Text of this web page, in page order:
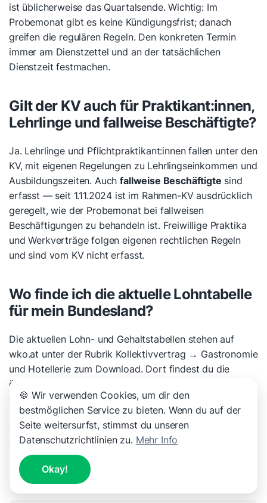
ist üblicherweise das Quartalsende. Wichtig: Im
Probemonat gibt es keine Kündigungsfrist; danach
greifen die regulären Regeln. Den konkreten Termin
immer am Dienstzettel und an der tatsächlichen
Dienstzeit festmachen.
Gilt der KV auch für Praktikant:innen,
Lehrlinge und fallweise Beschäftigte?
Ja. Lehrlinge und Pflichtpraktikant:innen fallen unter den
KV, mit eigenen Regelungen zu Lehrlingseinkommen und
Ausbildungszeiten. Auchfallweise Beschäftigte sind
erfasst — seit 1.11.2024 ist im Rahmen-KV ausdrücklich
geregelt, wie der Probemonat bei fallweisen
Beschäftigungen zu behandeln ist. Freiwillige Praktika
und Werkverträge folgen eigenen rechtlichen Regeln
und sind vom KV nicht erfasst.
Wo finde ich die aktuelle Lohntabelle
für mein Bundesland?
Die aktuellen Lohn- und Gehaltstabellen stehen auf
wko.at unter der Rubrik Kollektivvertrag → Gastronomie
und Hotellerie zum Download. Dort findest du die
österreichweite Gehaltsordnung für Angestellte sowie
die einzelnen Lohnordnungen für Burgenland, Kärnten,
Niederösterreich, Oberösterreich, Salzburg, Steiermark,
Tirol, Vorarlberg und Wien — jeweils in den Fassungen
gültig ab 1.11.2024 und ab 1.5.2025.
🍪 Wir verwenden Cookies, um dir den
bestmöglichen Service zu bieten. Wenn du auf der
Seite weitersurfst, stimmst du unseren
Datenschutzrichtlinien zu. Mehr Info
Okay!